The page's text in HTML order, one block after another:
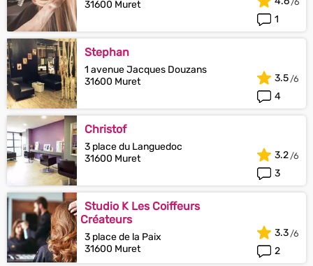
31600 Muret
1
Stephan
1 avenue Jacques Douzans
31600 Muret
4
3.5
Christof
3 place du Languedoc
31600 Muret
3
3.2
Studio K Les Coiffeurs
Créateurs
3 place de la Paix
31600 Muret
2
3.3